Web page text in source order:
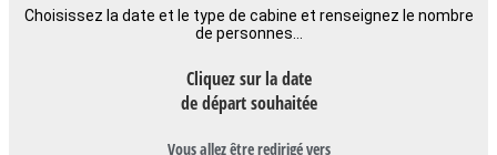
Choisissez la date et le type de cabine et renseignez le nombre
de personnes…
Cliquez sur la date
de départ souhaitée
Vous allez être redirigé vers